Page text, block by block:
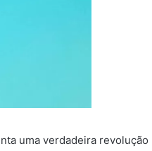
uma verdadeira revolução